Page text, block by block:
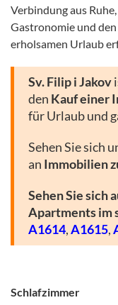
Verbindung aus
Gastronomie und
erholsamen Urlaub
Sv. Filip i Jakov
den Kauf einer
für Urlaub und
Sehen Sie sich
an Immobilien
Sehen Sie sich
Apartments im
A1614,A1615,
Schlafzimmer